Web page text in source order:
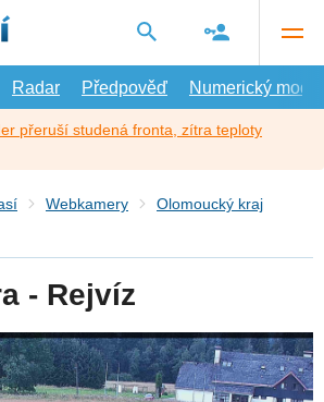
Radar Předpověď Numerický model
přeruší studená fronta, zítra teploty
Webkamery
Olomoucký kraj
- Rejvíz